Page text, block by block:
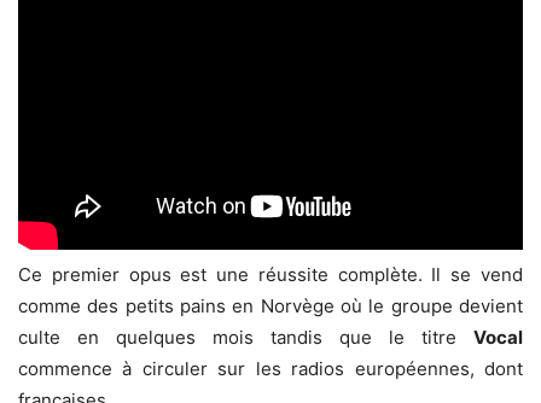
Ce premier opus est une réussite complète. Il se vend
comme des petits pains en Norvège où le groupe devient
culte en quelques mois tandis que le titre Vocal
commence à circuler sur les radios européennes, dont